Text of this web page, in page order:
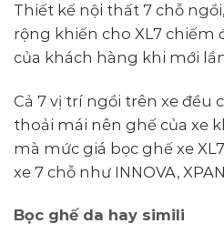
Thiết kế nội thất 7 chỗ
rộng khiến cho XL7 chiếm
của khách hàng khi mới
Cả 7 vị trí ngồi trên xe đều
thoải mái nên ghế của xe
mà mức giá bọc ghế xe
xe 7 chỗ như INNOVA,
Bọc ghế da hay simili